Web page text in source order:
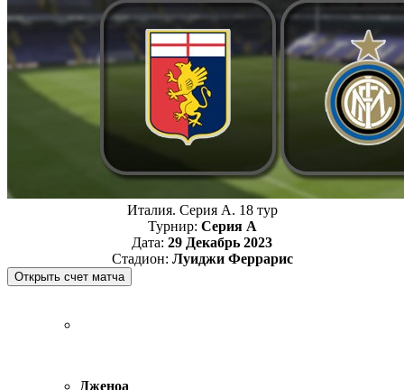
Италия. Серия А. 18 тур
Турнир: Серия А
Дата: 29 Декабрь 2023
Стадион: Луиджи Феррарис
Дженоа